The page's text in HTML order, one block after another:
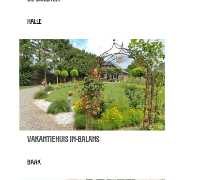
Halle
Vakantiehuis In-Balans
Baak